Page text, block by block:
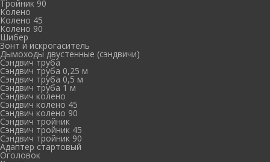
Тройник 90
Колено
Колено 45
Колено 90
Шибер
Зонт и искрогаситель
Дымоходы двустенные (сэндвичи)
Сэндвич труба
Сэндвич труба 0,25 м
Сэндвич труба 0,5 м
Сэндвич труба 1 м
Сэндвич колено
Сэндвич колено 45
Сэндвич колено 90
Сэндвич тройник
Сэндвич тройник 45
Сэндвич тройник 90
Адаптер стартовый
Оголовок